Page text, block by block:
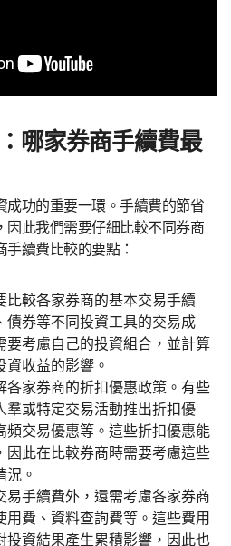
哪家券商手續費最
成功的重要一環。手續費的節省
因此我們需要仔細比較不同券商
續費比較的要點：
比較各家券商的基本交易手續
債券等不同投資工具的交易成
要考慮自己的投資組合，並計算
收益的影響。
各家券商的折扣優惠政策。有些
羣或特定交易活動推出折扣優
頻交易優惠等。這些折扣優惠能
因此在比較券商時需要考慮這些
況。
易手續費外，還需考慮各家券商
用費、資料查詢費等。這些費用
投資結果產生累積影響，因此也